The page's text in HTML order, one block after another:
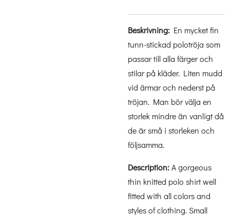
Beskrivning: En mycket fin
tunn-stickad polotröja som
passar till alla färger och
stilar på kläder. Liten mudd
vid ärmar och nederst på
tröjan. Man bör välja en
storlek mindre än vanligt då
de är små i storleken och
följsamma.
Description:A gorgeous
thin knitted polo shirt well
fitted with all colors and
styles of clothing. Small